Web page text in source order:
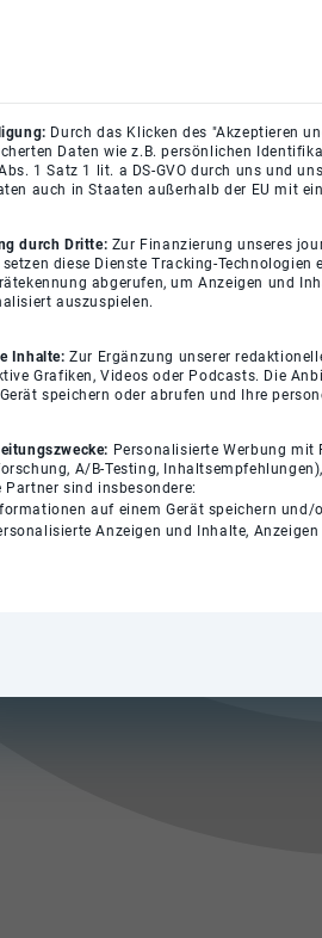
Durch das Klicken des "Akzeptieren
Daten wie z.B. persönlichen
1 Satz 1 lit. a DS-GVO durch uns und
auch in Staaten außerhalb der EU mit
durch Dritte: Zur Finanzierung unseres
setzen diese Dienste Tracking-
abgerufen, um Anzeigen und
auszuspielen.
Inhalte:Zur Ergänzung unserer
Grafiken, Videos oder Podcasts. Die
Gerät speichern oder abrufen und Ihre
Personalisierte Werbung
A/B-Testing,
Partner sind insbesondere:
auf einem Gerät speichern und/
Anzeigen und Inhalte,